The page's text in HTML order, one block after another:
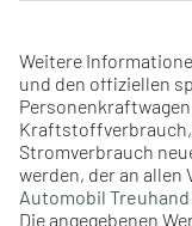
Weitere
und den offiziellen
Kraftstoffverbrauch,
Stromverbrauch
werden, der an allen
Automobil Treuhand
Die angegebenen